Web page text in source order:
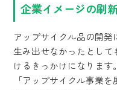
企業イメージの刷
アップサイクル品の開
生み出せなかったとし
けるきっかけになります。
「アップサイクル事業